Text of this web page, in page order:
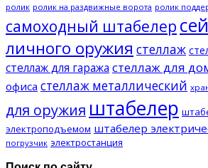
ролик ролик на раздвижные ворота ролик
самоходный штабелер
личного оружия стеллаж
стеллаж для гаража стеллаж для
офиса стеллаж металлический
для оружия штабелер
электроподъемом штабелер
погрузчик электростанция